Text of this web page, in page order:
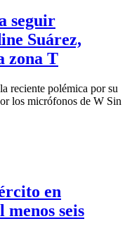
seguir
Suárez,
zona T
reciente polémica por su
los micrófonos de W Sin
en
menos seis